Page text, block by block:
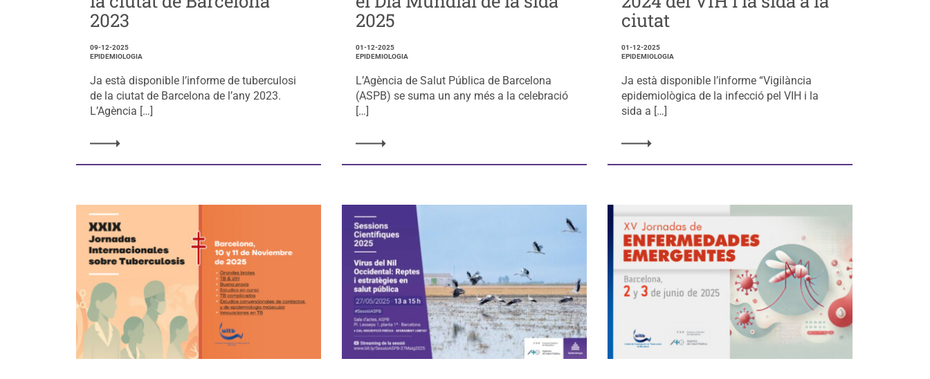
2023
09-12-2025
EPIDEMIOLOGIA
Ja està disponible l’informe de tuberculosi
de la ciutat de Barcelona de l’any 2023.
L’Agència […]
2025
01-12-2025
EPIDEMIOLOGIA
L’Agència de Salut Pública de Barcelona
(ASPB) se suma un any més a la celebració
[…]
ciutat
01-12-2025
EPIDEMIOLOGIA
Ja està disponible l’informe “Vigilància
epidemiològica de la infecció pel VIH i la
sida a […]